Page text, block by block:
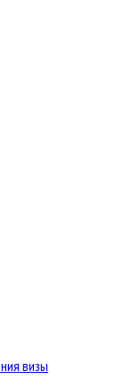
визы